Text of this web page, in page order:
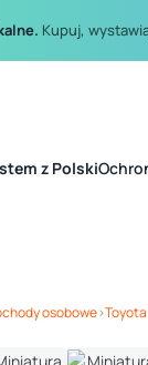
Kupuj,
z Polski
osobowe›Toyota